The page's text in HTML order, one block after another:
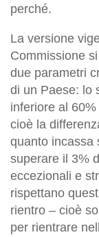
perché.
La versione
Commissione
due parametri
di un Paese: lo
inferiore al
cioè la
quanto incassa
superare il 3%
eccezionali e
rispettano
rientro – cioè
per rientrare